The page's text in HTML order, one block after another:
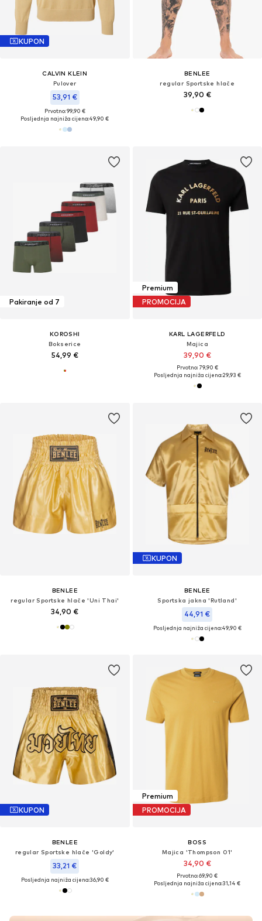
KUPON
CALVIN KLEIN
Pulover
53,91 €
Prvotno: 99,90 €
Posljednja najniža cijena:49,90 €
BENLEE
regular Sportske hlače
39,90 €
Pakiranje od 7
KOROSHI
Bokserice
54,99 €
Premium
PROMOCIJA
KARL LAGERFELD
Majica
39,90 €
Prvotno: 79,90 €
Posljednja najniža cijena:29,93 €
BENLEE
regular Sportske hlače 'Uni Thai'
34,90 €
KUPON
BENLEE
Sportska jakna 'Rutland'
44,91 €
Posljednja najniža cijena:49,90 €
KUPON
BENLEE
regular Sportske hlače 'Goldy'
33,21 €
Posljednja najniža cijena:36,90 €
Premium
PROMOCIJA
BOSS
Majica 'Thompson 01'
34,90 €
Prvotno: 69,90 €
Posljednja najniža cijena:31,14 €